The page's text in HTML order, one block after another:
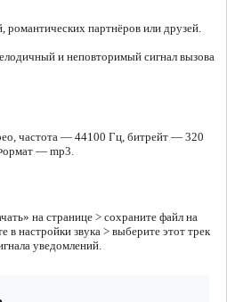
романтических партнёров или друзей.
и неповторимый сигнал вызова
частота — 44100 Гц, битрейт — 320
— mp3.
на странице > сохраните файл на
в настройки звука > выберите этот трек
уведомлений.